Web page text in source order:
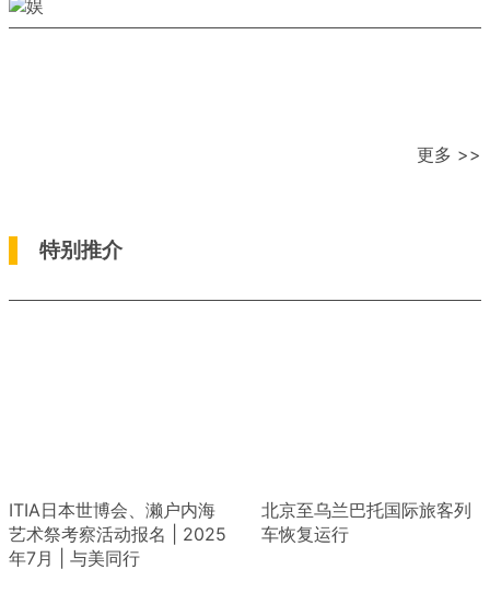
更多 >>
特别推介
ITIA日本世博会、濑户内海
艺术祭考察活动报名 | 2025
年7月 | 与美同行
北京至乌兰巴托国际旅客列
车恢复运行